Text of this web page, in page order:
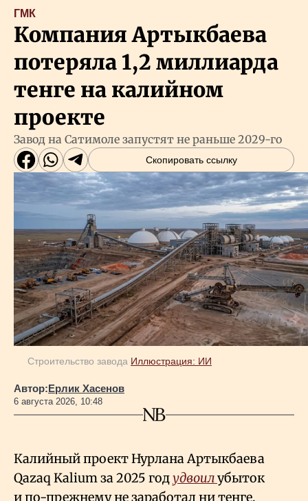
ГМК
Компания Артыкбаева
потеряла 1,2 миллиарда
тенге на калийном
проекте
Завод на Сатимоле запустят не раньше 2029-го
Скопировать ссылку
Строительство завода Иллюстрация: ИИ
Автор:Ерлик Хасенов
6 августа 2026, 10:48
Калийный проект Нурлана Артыкбаева
Qazaq Kalium за 2025 годудвоилубыток
и по-прежнему не заработал ни тенге.